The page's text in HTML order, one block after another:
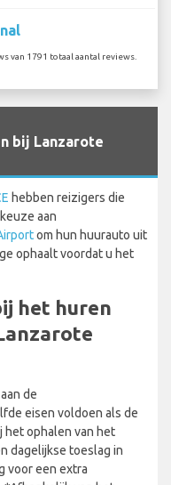
van 1791 totaal aantal reviews.
bij Lanzarote
hebben reizigers die
aan
om hun huurauto uit
ophaalt voordat u het
het huren
de
eisen voldoen als de
het ophalen van het
dagelijkse toeslag in
voor een extra